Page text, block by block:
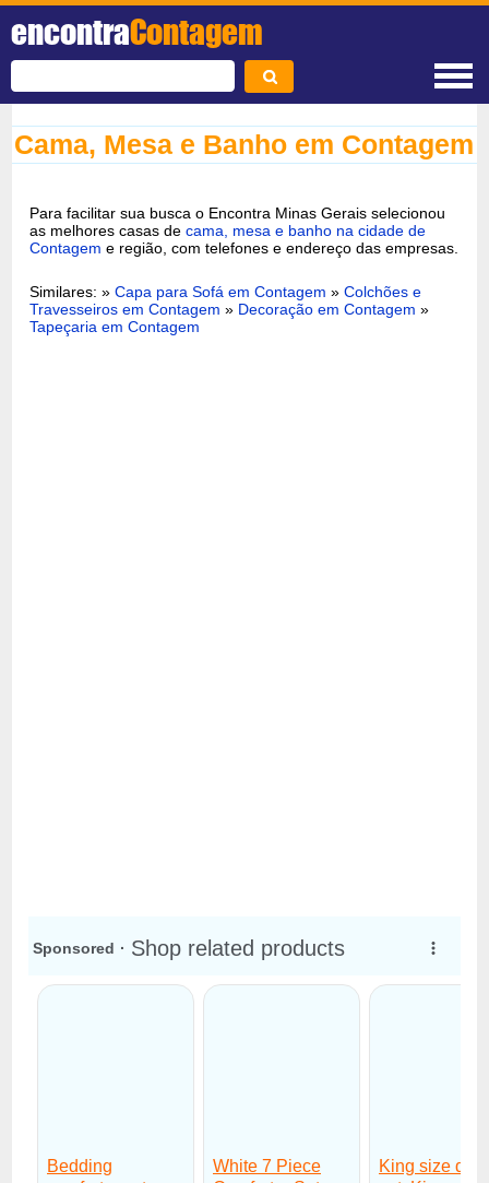
encontraContagem
Cama, Mesa e Banho em Contagem
Para facilitar sua busca o Encontra Minas Gerais selecionou
as melhores casas decama, mesa e banho na cidade de
Contagem e região, com telefones e endereço das empresas.
Similares: »Capa para Sofá em Contagem »Colchões e
Travesseiros em Contagem » Decoração em Contagem »
Tapeçaria em Contagem